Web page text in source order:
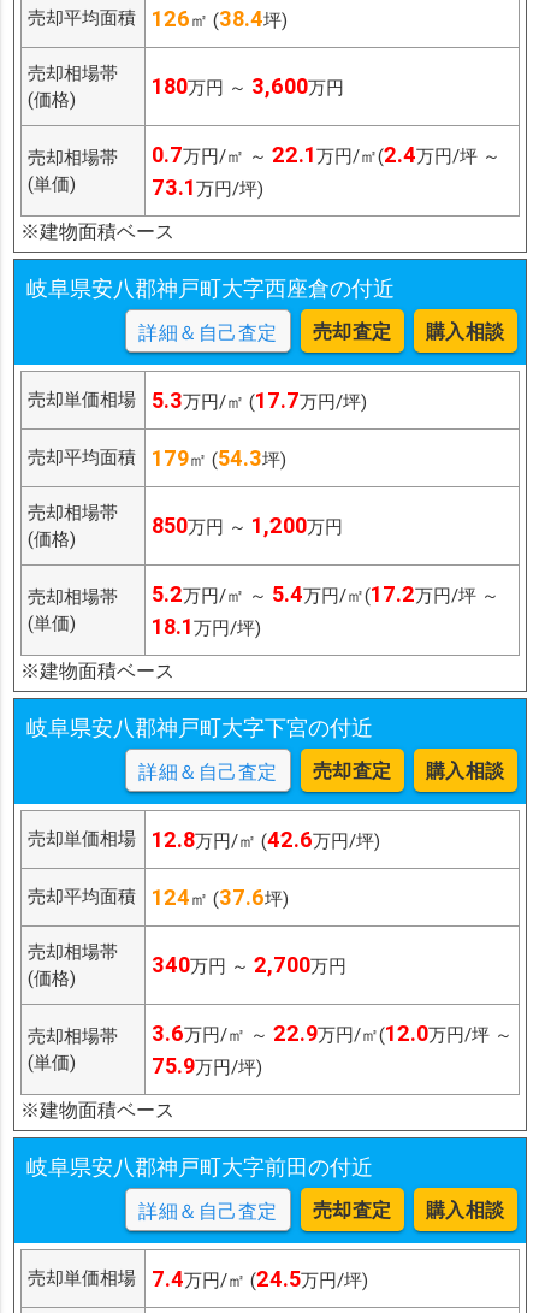
売却平均面積 126㎡ (38.4坪)
売却相場帯
(価格)
180万円 ～ 3,600万円
売却相場帯
(単価)
0.7万円/㎡ ～ 22.1万円/㎡(2.4万円/坪 ～
73.1万円/坪)
※建物面積ベース
岐阜県安八郡神戸町大字西座倉の付近
詳細＆自己査定 売却査定 購入相談
売却単価相場 5.3万円/㎡ (17.7万円/坪)
売却平均面積 179㎡ (54.3坪)
売却相場帯
(価格)
850万円 ～ 1,200万円
売却相場帯
(単価)
5.2万円/㎡ ～ 5.4万円/㎡(17.2万円/坪 ～
18.1万円/坪)
※建物面積ベース
岐阜県安八郡神戸町大字下宮の付近
詳細＆自己査定 売却査定 購入相談
売却単価相場 12.8万円/㎡ (42.6万円/坪)
売却平均面積 124㎡ (37.6坪)
売却相場帯
(価格)
340万円 ～ 2,700万円
売却相場帯
(単価)
3.6万円/㎡ ～ 22.9万円/㎡(12.0万円/坪 ～
75.9万円/坪)
※建物面積ベース
岐阜県安八郡神戸町大字前田の付近
詳細＆自己査定 売却査定 購入相談
売却単価相場 7.4万円/㎡ (24.5万円/坪)